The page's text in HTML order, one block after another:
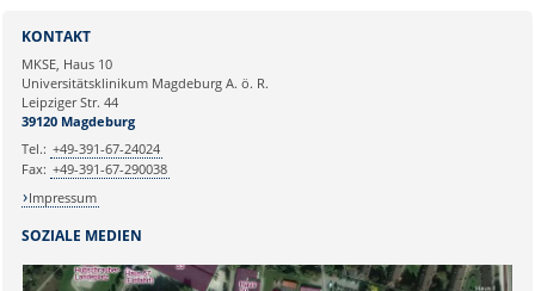
Ihre E-Mailadresse:
Ihr Anliegen:
SOZIALE MEDIEN
KONTAKT
MKSE, Haus 10
Universitätsklinikum Magdeburg A. ö. R.
Leipziger Str. 44
39120 Magdeburg
Tel.: +49-391-67-24024
Fax: +49-391-67-290038
Impressum